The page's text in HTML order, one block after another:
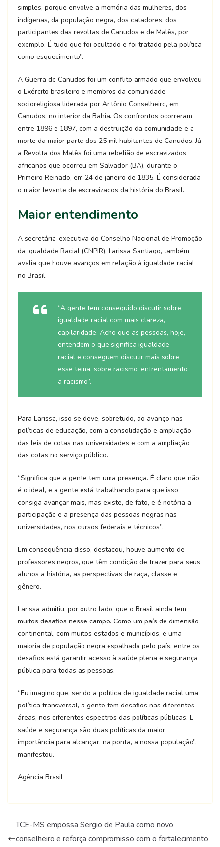
simples, porque envolve a memória das mulheres, dos
indígenas, da população negra, dos catadores, dos
participantes das revoltas de Canudos e de Malês, por
exemplo. É tudo que foi ocultado e foi tratado pela política
como esquecimento”.
A Guerra de Canudos foi um conflito armado que envolveu
o Exército brasileiro e membros da comunidade
socioreligiosa liderada por Antônio Conselheiro, em
Canudos, no interior da Bahia. Os confrontos ocorreram
entre 1896 e 1897, com a destruição da comunidade e a
morte da maior parte dos 25 mil habitantes de Canudos. Já
a Revolta dos Malês foi uma rebelião de escravizados
africanos que ocorreu em Salvador (BA), durante o
Primeiro Reinado, em 24 de janeiro de 1835. É considerada
o maior levante de escravizados da história do Brasil.
Maior entendimento
A secretária-executiva do Conselho Nacional de Promoção
da Igualdade Racial (CNPIR), Larissa Santiago, também
avalia que houve avanços em relação à igualdade racial
no Brasil.
“A gente tem conseguido discutir sobre
igualdade racial com mais clareza,
capilaridade. Acho que as pessoas, hoje,
entendem o que significa igualdade
racial e conseguem discutir mais sobre
esse tema, sobre racismo, enfrentamento
a racismo”.
Para Larissa, isso se deve, sobretudo, ao avanço nas
políticas de educação, com a consolidação e ampliação
das leis de cotas nas universidades e com a ampliação
das cotas no serviço público.
“Significa que a gente tem uma presença. É claro que não
é o ideal, e a gente está trabalhando para que isso
consiga avançar mais, mas existe, de fato, e é notória a
participação e a presença das pessoas negras nas
universidades, nos cursos federais e técnicos”.
Em consequência disso, destacou, houve aumento de
professores negros, que têm condição de trazer para seus
alunos a história, as perspectivas de raça, classe e
gênero.
Larissa admitiu, por outro lado, que o Brasil ainda tem
muitos desafios nesse campo. Como um país de dimensão
continental, com muitos estados e municípios, e uma
maioria de população negra espalhada pelo país, entre os
desafios está garantir acesso à saúde plena e segurança
pública para todas as pessoas.
“Eu imagino que, sendo a política de igualdade racial uma
política transversal, a gente tem desafios nas diferentes
áreas, nos diferentes espectros das políticas públicas. E
saúde e segurança são duas políticas da maior
importância para alcançar, na ponta, a nossa população”,
manifestou.
Agência Brasil
TCE-MS empossa Sergio de Paula como novo
conselheiro e reforça compromisso com o fortalecimento